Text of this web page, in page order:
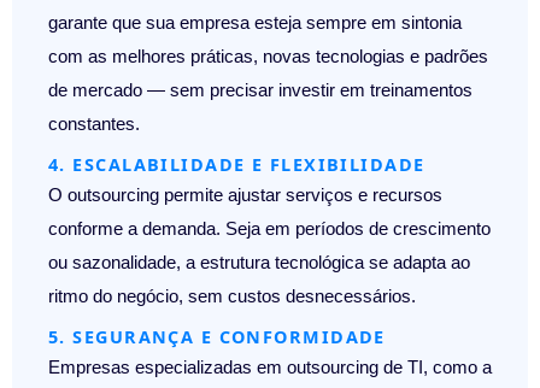
garante que sua empresa esteja sempre em sintonia
com as melhores práticas, novas tecnologias e padrões
de mercado — sem precisar investir em treinamentos
constantes.
4. ESCALABILIDADE E FLEXIBILIDADE
O outsourcing permite ajustar serviços e recursos
conforme a demanda. Seja em períodos de crescimento
ou sazonalidade, a estrutura tecnológica se adapta ao
ritmo do negócio, sem custos desnecessários.
5. SEGURANÇA E CONFORMIDADE
Empresas especializadas em outsourcing de TI, como a